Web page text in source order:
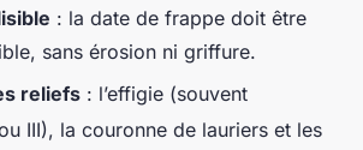
: la date de frappe doit être
sans érosion ni griffure.
reliefs : l’effigie (souvent
III), la couronne de lauriers et les